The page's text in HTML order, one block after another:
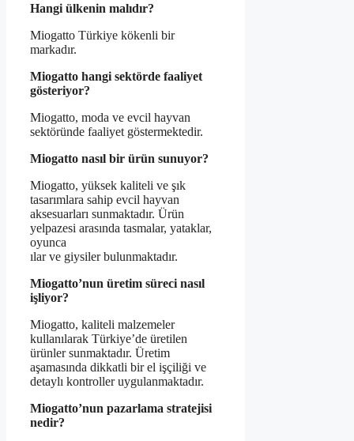
Hangi ülkenin malıdır?
Miogatto Türkiye kökenli bir
markadır.
Miogatto hangi sektörde faaliyet
gösteriyor?
Miogatto, moda ve evcil hayvan
sektöründe faaliyet göstermektedir.
Miogatto nasıl bir ürün sunuyor?
Miogatto, yüksek kaliteli ve şık
tasarımlara sahip evcil hayvan
aksesuarları sunmaktadır. Ürün
yelpazesi arasında tasmalar, yataklar,
oyunca
ılar ve giysiler bulunmaktadır.
Miogatto’nun üretim süreci nasıl
işliyor?
Miogatto, kaliteli malzemeler
kullanılarak Türkiye’de üretilen
ürünler sunmaktadır. Üretim
aşamasında dikkatli bir el işçiliği ve
detaylı kontroller uygulanmaktadır.
Miogatto’nun pazarlama stratejisi
nedir?